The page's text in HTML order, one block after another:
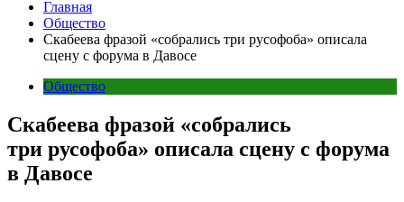
Главная
Общество
Скабеева фразой «собрались три русофоба» описала
сцену с форума в Давосе
Общество
Скабеева фразой «собрались
три русофоба» описала сцену с форума
в Давосе